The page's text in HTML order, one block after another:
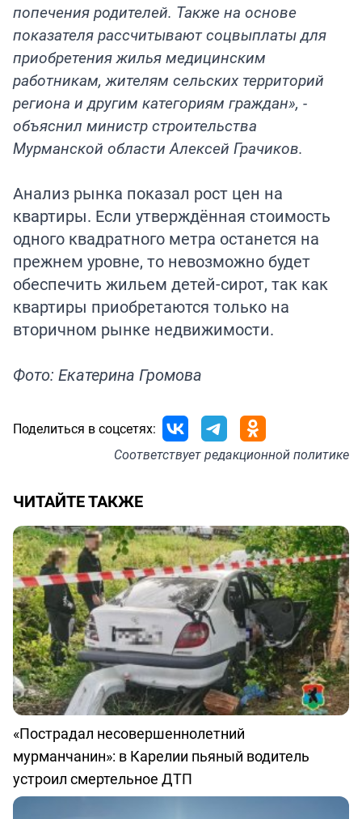
попечения родителей. Также на основе
показателя рассчитывают соцвыплаты для
приобретения жилья медицинским
работникам, жителям сельских территорий
региона и другим категориям граждан», -
объяснил министр строительства
Мурманской области Алексей Грачиков.
Анализ рынка показал рост цен на
квартиры. Если утверждённая стоимость
одного квадратного метра останется на
прежнем уровне, то невозможно будет
обеспечить жильем детей-сирот, так как
квартиры приобретаются только на
вторичном рынке недвижимости.
Фото: Екатерина Громова
Поделиться в соцсетях:
Соответствуетредакционной политике
ЧИТАЙТЕ ТАКЖЕ
«Пострадал несовершеннолетний
мурманчанин»: в Карелии пьяный водитель
устроил смертельное ДТП